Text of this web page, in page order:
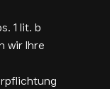
1 lit. b
wir Ihre